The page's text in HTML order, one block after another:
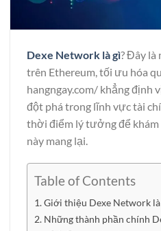
Dexe Network là gì? Đây là
trên Ethereum, tối ưu hóa
hangngay.com/ khẳng định
đột phá trong lĩnh vực tài
thời điểm lý tưởng để khám
này mang lại.
Table of Contents
Giới thiệu Dexe Network là
Những thành phần chính